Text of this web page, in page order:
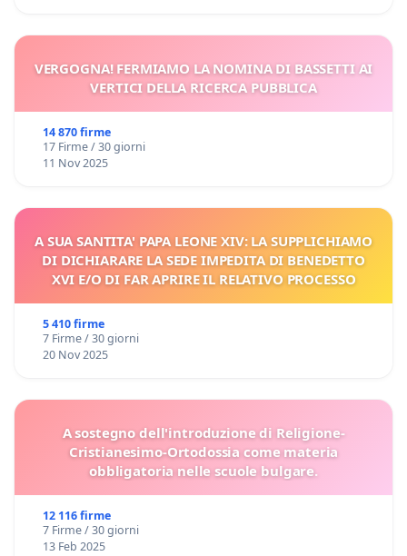
VERGOGNA! FERMIAMO LA NOMINA DI BASSETTI AI
VERTICI DELLA RICERCA PUBBLICA
14 870 firme
17 Firme / 30 giorni
11 Nov 2025
A SUA SANTITA' PAPA LEONE XIV: LA SUPPLICHIAMO
DI DICHIARARE LA SEDE IMPEDITA DI BENEDETTO
XVI E/O DI FAR APRIRE IL RELATIVO PROCESSO
5 410 firme
7 Firme / 30 giorni
20 Nov 2025
A sostegno dell'introduzione di Religione-
Cristianesimo-Ortodossia come materia
obbligatoria nelle scuole bulgare.
12 116 firme
7 Firme / 30 giorni
13 Feb 2025